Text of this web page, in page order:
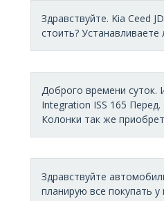
Здравствуйте. Kia Ceed
стоить?
Доброго времени суток.
Integration ISS 165
Колонки так же
Здравствуйте
планирую все покупать